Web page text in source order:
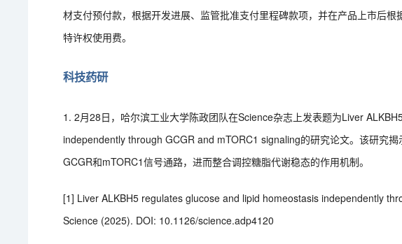
材支付预付款，根据开发进展、监管批准支付里程碑款项，并在产品上市后
特许权使用费。
科技药研
1. 2月28日，哈尔滨工业大学陈政团队在Science杂志上发表题为Liver
independently through GCGR and mTORC1 signaling的研究论文。该研究
GCGR和mTORC1信号通路，进而整合调控糖脂代谢稳态的作用机制。
[1] Liver ALKBH5 regulates glucose and lipid homeostasis independently
Science (2025). DOI: 10.1126/science.adp4120